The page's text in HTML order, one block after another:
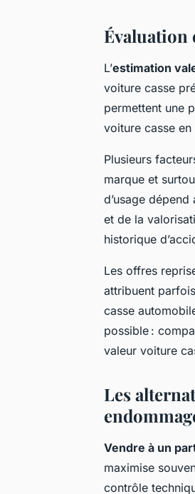
Évaluation
L’estimation
voiture casse
permettent une
voiture casse
Plusieurs
marque et
d’usage
et de la
historique
Les offres
attribuent
casse
possible :
valeur voiture
Les
Vendre à un
maximise
contrôle